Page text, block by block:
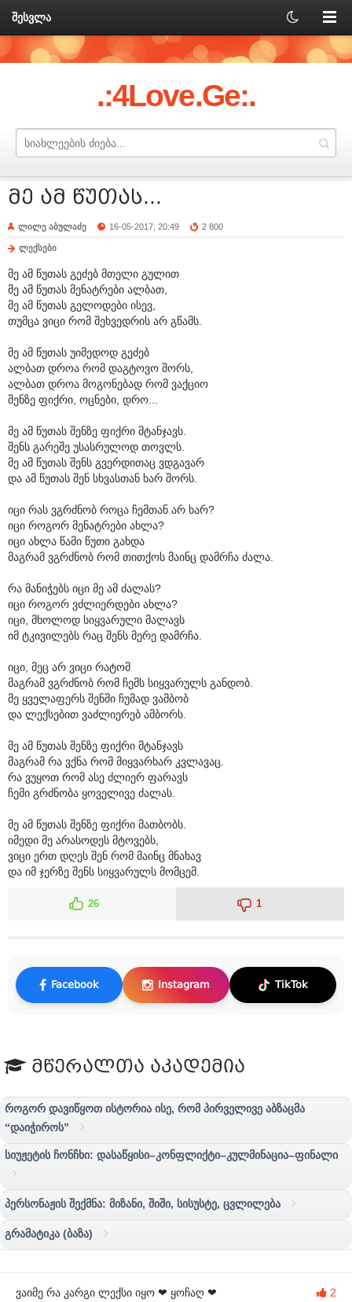
შესვლა
.:4Love.Ge:.
მე ამ წუთას...
ლილე აბულაძე 16-05-2017, 20:49 2 800
ლექსები
მე ამ წუთას გეძებ მთელი გულით
მე ამ წუთას მენატრები ალბათ,
მე ამ წუთას გელოდები ისევ,
თუმცა ვიცი რომ შეხვედრის არ გწამს.
მე ამ წუთას უიმედოდ გეძებ
ალბათ დროა რომ დაგტოვო შორს,
ალბათ დროა მოგონებად რომ ვაქციო
შენზე ფიქრი, ოცნები, დრო...
მე ამ წუთას შენზე ფიქრი მტანჯავს.
შენს გარეშე უსასრულოდ თოვლს.
მე ამ წუთას შენს გვერდითაც ვდგავარ
და ამ წუთას შენ სხვასთან ხარ შორს.
იცი რას ვგრძნობ როცა ჩემთან არ ხარ?
იცი როგორ მენატრები ახლა?
იცი ახლა წამი წუთი გახდა
მაგრამ ვგრძნობ რომ თითქოს მაინც დამრჩა ძალა.
რა მანიჭებს იცი მე ამ ძალას?
იცი როგორ ვძლიერდები ახლა?
იცი, მხოლოდ სიყვარული მალავს
იმ ტკივილებს რაც შენს მერე დამრჩა.
იცი, მეც არ ვიცი რატომ
მაგრამ ვგრძნობ რომ ჩემს სიყვარულს განდობ.
მე ყველაფერს შენში ჩუმად ვამბობ
და ლექსებით ვაძლიერებ ამბორს.
მე ამ წუთას შენზე ფიქრი მტანჯავს
მაგრამ რა ვქნა რომ მიყვარხარ კვლავაც.
რა ვუყოთ რომ ასე ძლიერ ფარავს
ჩემი გრძნობა ყოველივე ძალას.
მე ამ წუთას შენზე ფიქრი მათბობს.
იმედი მე არასოდეს მტოვებს,
ვიცი ერთ დღეს შენ რომ მაინც მნახავ
და იმ ჯერზე შენს სიყვარულს მომცემ.
26 1
Facebook Instagram TikTok
მწერალთა აკადემია
როგორ დავიწყოთ ისტორია ისე, რომ პირველივე აბზაცმა
“დაიჭიროს”
სიუჟეტის ჩონჩხი: დასაწყისი–კონფლიქტი–კულმინაცია–ფინალი
პერსონაჟის შექმნა: მიზანი, შიში, სისუსტე, ცვლილება
გრამატიკა (ბაზა)
2
ვაიმე რა კარგი ლექსი იყო ❤ ყოჩაღ ❤